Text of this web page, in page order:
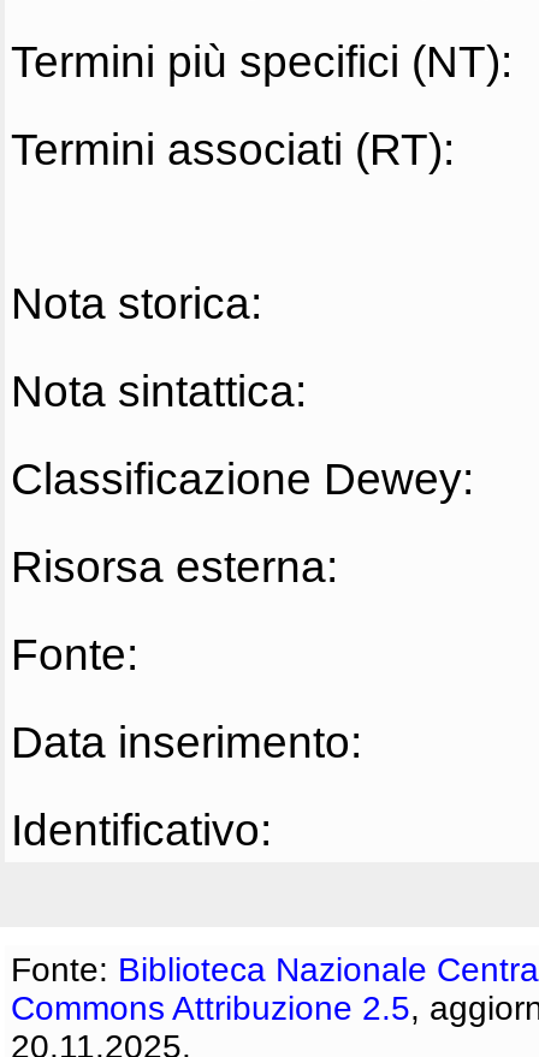
Termini più specifici (NT):
Termini associati (RT):
Nota storica:
Nota sintattica:
Classificazione Dewey:
Risorsa esterna:
Fonte:
Data inserimento:
Identificativo:
Fonte: Biblioteca Nazionale
Commons Attribuzione 2.5,
20.11.2025.